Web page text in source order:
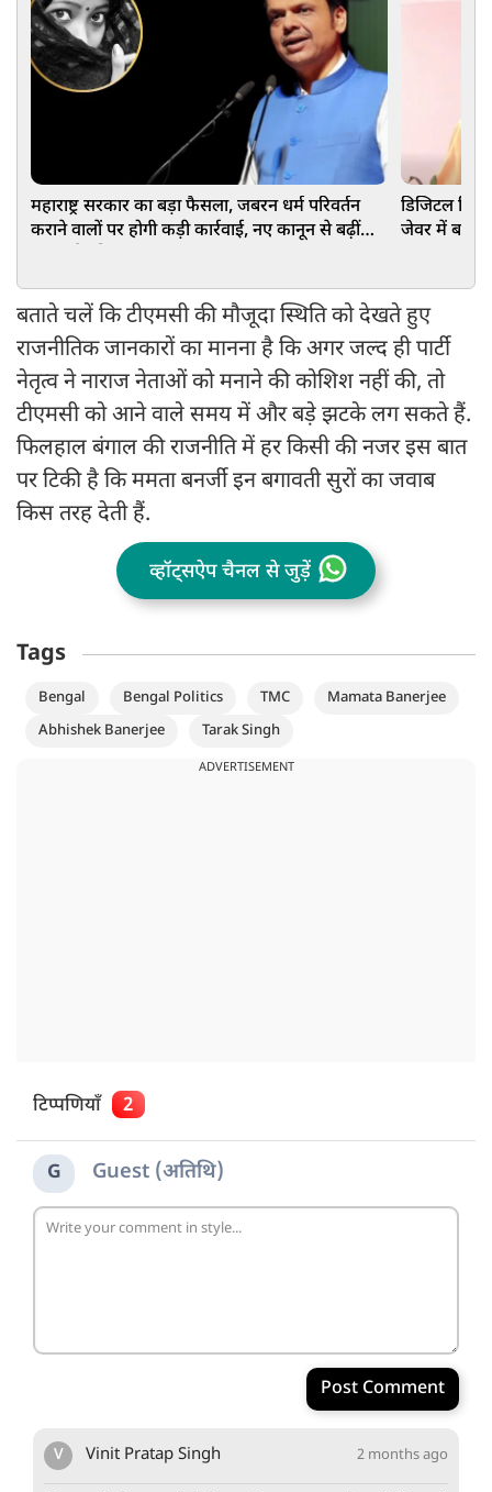
महाराष्ट्र सरकार का बड़ा फैसला, जबरन धर्म परिवर्तन
कराने वालों पर होगी कड़ी कार्रवाई, नए कानून से बढ़ीं
डिजिटल
जेवर में बनेगा
बताते चलें कि टीएमसी की मौजूदा स्थिति को देखते हुए
राजनीतिक जानकारों का मानना है कि अगर जल्द ही पार्टी
नेतृत्व ने नाराज नेताओं को मनाने की कोशिश नहीं की, तो
टीएमसी को आने वाले समय में और बड़े झटके लग सकते हैं.
फिलहाल बंगाल की राजनीति में हर किसी की नजर इस बात
पर टिकी है कि ममता बनर्जी इन बगावती सुरों का जवाब
किस तरह देती हैं.
व्हॉट्सऐप चैनल से जुड़ें
Tags
Bengal Bengal Politics TMC
Mamata Banerjee
Abhishek Banerjee
Tarak Singh
ADVERTISEMENT
टिप्पणियाँ 2
G Guest (अतिथि)
Post Comment
V Vinit Pratap Singh 2 months ago